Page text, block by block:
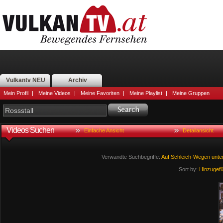
Vulkantv NEU Archiv
Mein Profil | Meine Videos | Meine Favoriten | Meine Playlist | Meine Gruppen
Videos Suchen Einfache Ansicht Detailansicht
Verwandte Suchbegriffe: Auf Schleich-Wegen
Sort by: